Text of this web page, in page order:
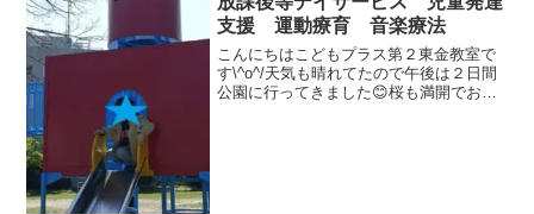
支援 運動療育 音楽療法
こんにちはこどもプラス第２東金教室で
す\^o^/天気も晴れてたので午後は２日間
公園に行ってきました😊桜も満開でお花